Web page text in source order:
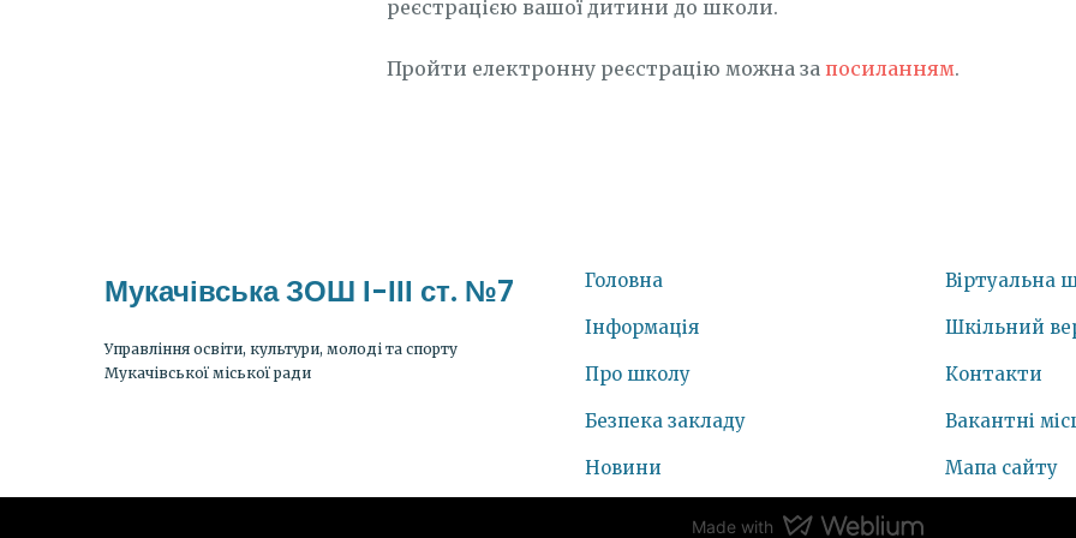
реєстрацією вашої дитини до школи.
Пройти електронну реєстрацію можна за посиланням.
Мукачівська ЗОШ І-ІІІ ст. №7
Управління освіти, культури, молоді та спорту
Мукачівської міської ради
Головна
Інформація
Про школу
Безпека закладу
Новини
Віртуальна
Шкільний
Контакти
Вакантні
Мапа сайту
Made with